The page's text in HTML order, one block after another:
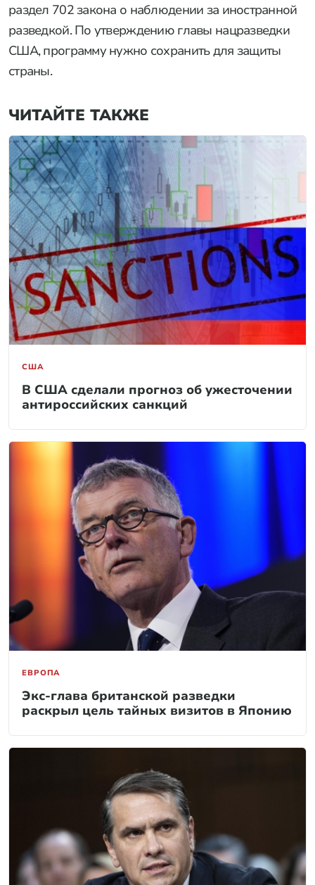
раздел 702 закона о наблюдении за иностранной
разведкой. По утверждению главы нацразведки
США, программу нужно сохранить для защиты
страны.
ЧИТАЙТЕ ТАКЖЕ
США
В США сделали прогноз об ужесточении
антироссийских санкций
ЕВРОПА
Экс-глава британской разведки
раскрыл цель тайных визитов в Японию